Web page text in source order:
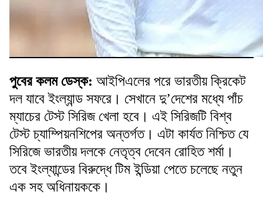
পুবের কলম ডেস্ক: আইপিএলের পরে ভারতীয় ক্রিকেট
দল যাবে ইংল্যান্ড সফরে। সেখানে দু’দেশের মধ্যে পাঁচ
ম্যাচের টেস্ট সিরিজ খেলা হবে। এই সিরিজটি বিশ্ব
টেস্ট চ্যাম্পিয়নশিপের অন্তর্গত। এটা কার্যত নিশ্চিত যে
সিরিজে ভারতীয় দলকে নেতৃত্ব দেবেন রোহিত শর্মা।
তবে ইংল্যান্ডের বিরুদ্ধে টিম ইন্ডিয়া পেতে চলেছে নতুন
এক সহ অধিনায়ককে।